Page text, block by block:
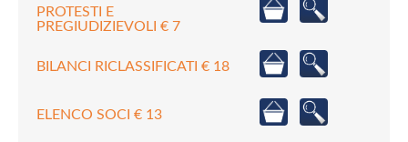
PROTESTI E
PREGIUDIZIEVOLI € 7
BILANCI RICLASSIFICATI € 18
ELENCO SOCI € 13